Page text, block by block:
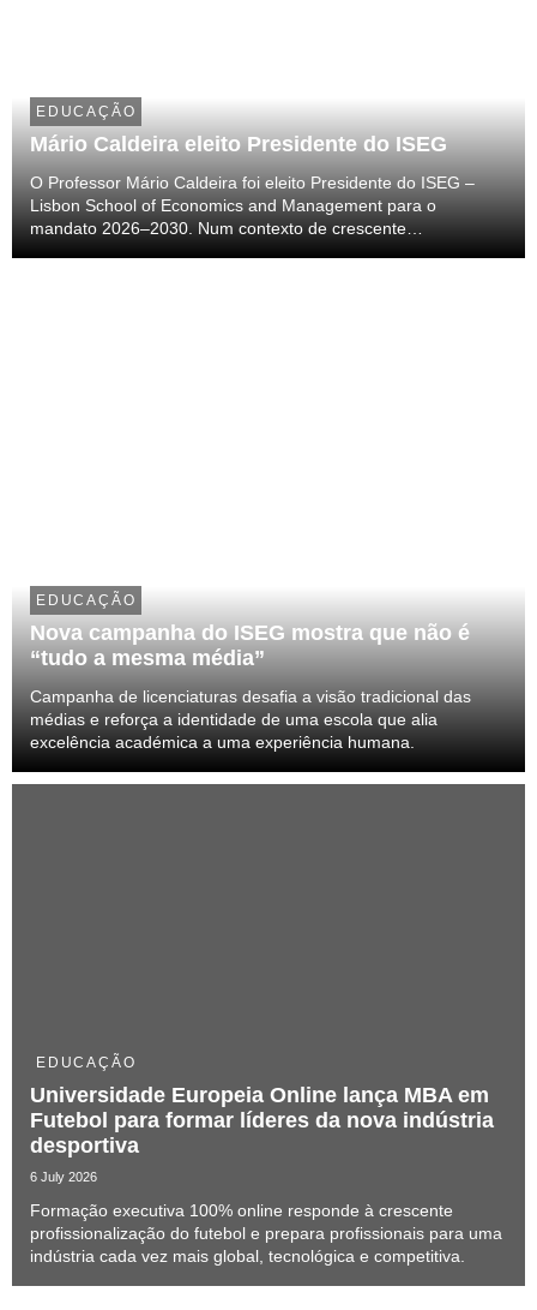
EDUCAÇÃO
Mário Caldeira eleito Presidente do ISEG
O Professor Mário Caldeira foi eleito Presidente do ISEG –
Lisbon School of Economics and Management para o
mandato 2026–2030. Num contexto de crescente
EDUCAÇÃO
Nova campanha do ISEG mostra que não é
“tudo a mesma média”
Campanha de licenciaturas desafia a visão tradicional das
médias e reforça a identidade de uma escola que alia
excelência académica a uma experiência humana.
EDUCAÇÃO
Universidade Europeia Online lança MBA em
Futebol para formar líderes da nova indústria
desportiva
6 July 2026
Formação executiva 100% online responde à crescente
profissionalização do futebol e prepara profissionais para uma
indústria cada vez mais global, tecnológica e competitiva.